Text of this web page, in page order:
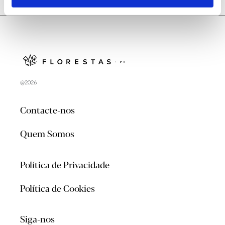
@2026
Contacte-nos
Quem Somos
Política de Privacidade
Política de Cookies
Siga-nos